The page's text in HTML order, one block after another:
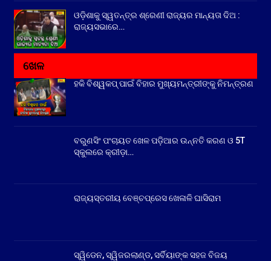
ଓଡ଼ିଶାକୁ ସ୍ୱତନ୍ତ୍ର ଶ୍ରେଣୀ ରାଜ୍ୟର ମାନ୍ୟତା ଦିଅ :
ରାଜ୍ୟସଭାରେ…
ଖେଳ
ହକି ବିଶ୍ୱକପ୍ ପାଇଁ ବିହାର ମୁଖ୍ୟମନ୍ତ୍ରୀଙ୍କୁ ନିମନ୍ତ୍ରଣ
ବରୁଣସିଂ ପଂଚାୟତ ଖେଳ ପଡ଼ିଆର ଉନ୍ନତି କରଣ ଓ 5T
ସ୍କୁଲରେ କ୍ରୀଡ଼ା…
ରାଜ୍ୟସ୍ତରୀୟ ବେଞ୍ଚପ୍ରେସ ଖେଳାଳି ଘାସିରାମ
ସ୍ୱିଡେନ, ସ୍ୱିଜରଲାଣ୍ଡ, ସର୍ବିୟାଙ୍କ ସହଜ ବିଜୟ